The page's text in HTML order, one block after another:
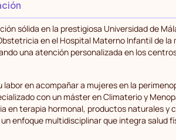
sólida en la prestigiosa Universidad de
en el Hospital Materno Infantil de la
una atención personalizada en los
labor en acompañar a mujeres en la
con un máster en Climaterio y
en terapia hormonal, productos naturales y
enfoque multidisciplinar que integra salud